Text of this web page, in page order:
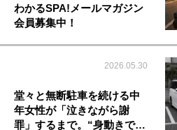
わかるSPA!メールマガジン
会員募集中！
2026.05.30
堂々と無断駐車を続ける中
年女性が「泣きながら謝
罪」するまで。“身動きで…